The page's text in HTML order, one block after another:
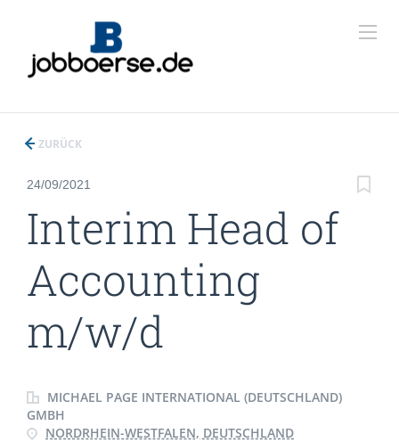
ZURÜCK
24/09/2021
Interim Head of
Accounting
m/w/d
MICHAEL PAGE INTERNATIONAL (DEUTSCHLAND)
GMBH
NORDRHEIN-WESTFALEN, DEUTSCHLAND